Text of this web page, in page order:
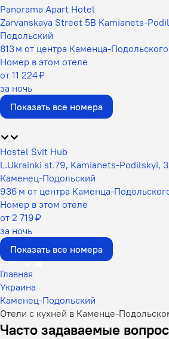
Panorama Apart Hotel
Zarvanskaya Street 5B Kamianets-
Подольский
813 м от центра Каменца-Подольского
Номер в этом отеле
от 11 224 ₽
за ночь
Показать все номера
Hostel Svit Hub
L.Ukrainki st.79, Kamianets-Podilskyi,
Каменец-Подольский
936 м от центра Каменца-
Номер в этом отеле
от 2 719 ₽
за ночь
Показать все номера
Главная
Украина
Каменец-Подольский
Отели с кухней в Каменце-
Часто задаваемые